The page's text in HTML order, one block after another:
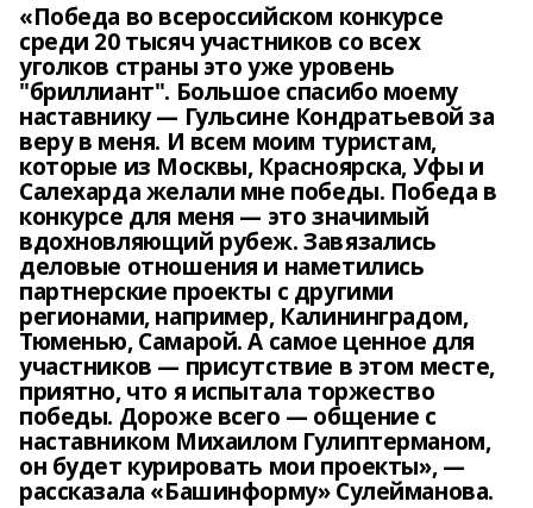
«Победа во всероссийском конкурсе
среди 20 тысяч участников со всех
уголков страны это уже уровень
"бриллиант". Большое спасибо моему
наставнику — Гульсине Кондратьевой за
веру в меня. И всем моим туристам,
которые из Москвы, Красноярска, Уфы и
Салехарда желали мне победы. Победа в
конкурсе для меня — это значимый
вдохновляющий рубеж. Завязались
деловые отношения и наметились
партнерские проекты с другими
регионами, например, Калининградом,
Тюменью, Самарой. А самое ценное для
участников — присутствие в этом месте,
приятно, что я испытала торжество
победы. Дороже всего — общение с
наставником Михаилом Гулиптерманом,
он будет курировать мои проекты», —
рассказала «Башинформу» Сулейманова.